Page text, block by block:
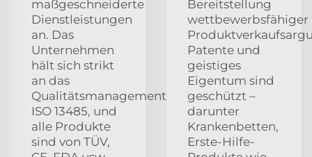
maßgeschneiderte
Dienstleistungen
an. Das
Unternehmen
hält sich strikt
an das
Qualitätsmanagementsystem
ISO 13485, und
alle Produkte
sind von TÜV,
Bereitstellung
wettbewerbsfähiger
Patente und
geistiges
Eigentum sind
geschützt –
darunter
Krankenbetten,
Erste-Hilfe-